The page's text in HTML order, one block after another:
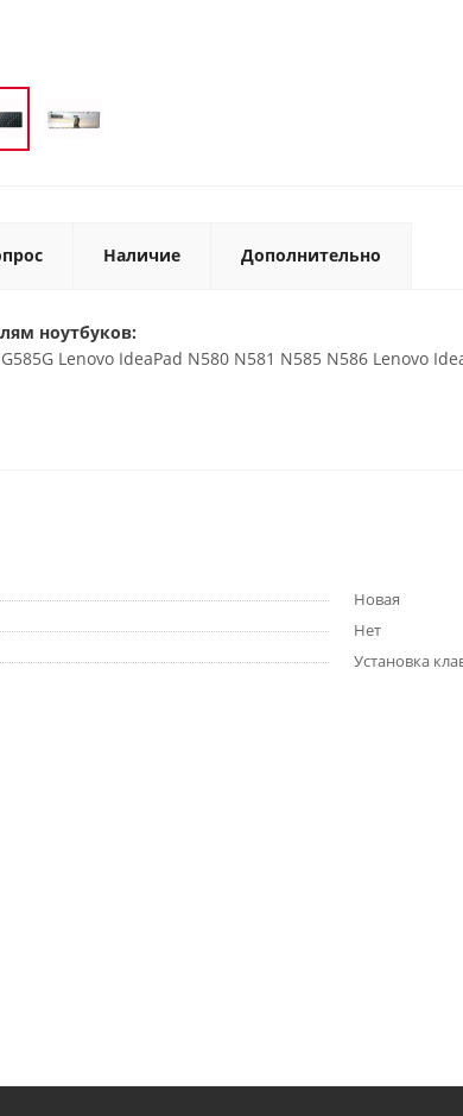
Наличие Дополнительно
ноутбуков:
Lenovo IdeaPad N580 N581 N585 N586 Lenovo
Новая
Нет
Установка